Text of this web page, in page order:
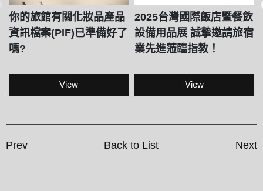
你的旅館有關化妝品產品
資訊檔案(PIF)已準備好了
嗎?
View
2025台灣國際飯店暨餐飲
設備用品展 誠摯邀請旅宿
業先進蒞臨指教！
View
Prev Back to List Next